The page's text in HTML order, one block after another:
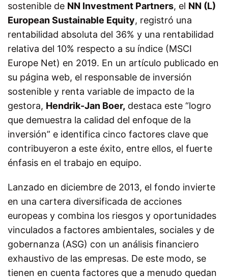
sostenible de NN Investment Partners, el NN (L)
European Sustainable Equity, registró una
rentabilidad absoluta del 36% y una rentabilidad
relativa del 10% respecto a su índice (MSCI
Europe Net) en 2019. En un artículo publicado en
su página web, el responsable de inversión
sostenible y renta variable de impacto de la
gestora, Hendrik-Jan Boer, destaca este “logro
que demuestra la calidad del enfoque de la
inversión” e identifica cinco factores clave que
contribuyeron a este éxito, entre ellos, el fuerte
énfasis en el trabajo en equipo.
Lanzado en diciembre de 2013, el fondo invierte
en una cartera diversificada de acciones
europeas y combina los riesgos y oportunidades
vinculados a factores ambientales, sociales y de
gobernanza (ASG) con un análisis financiero
exhaustivo de las empresas. De este modo, se
tienen en cuenta factores que a menudo quedan